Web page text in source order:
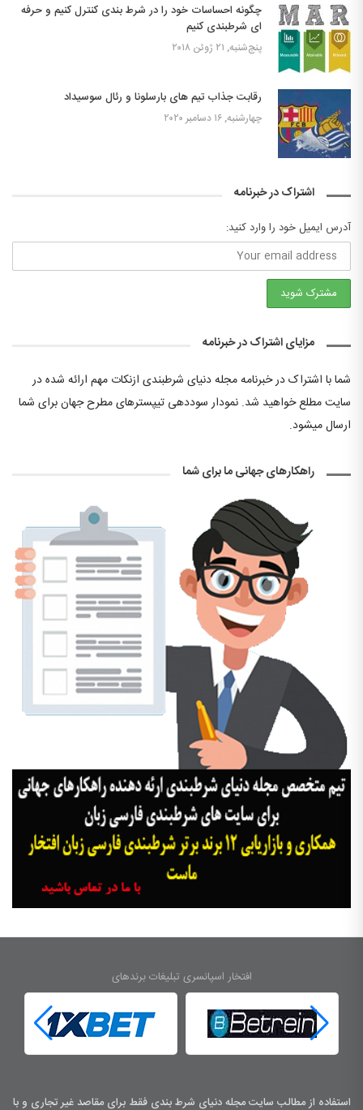
چگونه احساسات خود را در شرط بندی کنترل کنیم و حرفه
ای شرطبندی کنیم
پنج‌شنبه, ۲۱ ژوئن ۲۰۱۸
رقابت جذاب تیم های بارسلونا و رئال سوسیداد
چهارشنبه, ۱۶ دسامبر ۲۰۲۰
اشتراک در خبرنامه
آدرس ایمیل خود را وارد کنید:
مزایای اشتراک در خبرنامه
شما با اشتراک در خبرنامه مجله دنیای شرطبندی ازنکات مهم ارائه شده در
سایت مطلع خواهید شد. نمودار سوددهی تیپسترهای مطرح جهان برای شما
ارسال میشود.
راهکارهای جهانی ما برای شما
افتخار اسپانسری تبلیغات برندهای
استفاده از مطالب سایت مجله دنیای شرط بندی فقط برای مقاصد غیر تجاری و با